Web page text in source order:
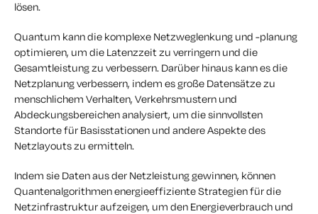
lösen.
Quantum kann die komplexe Netzweglenkung und -planung
optimieren, um die Latenzzeit zu verringern und die
Gesamtleistung zu verbessern. Darüber hinaus kann es die
Netzplanung verbessern, indem es große Datensätze zu
menschlichem Verhalten, Verkehrsmustern und
Abdeckungsbereichen analysiert, um die sinnvollsten
Standorte für Basisstationen und andere Aspekte des
Netzlayouts zu ermitteln.
Indem sie Daten aus der Netzleistung gewinnen, können
Quantenalgorithmen energieeffiziente Strategien für die
Netzinfrastruktur aufzeigen, um den Energieverbrauch und